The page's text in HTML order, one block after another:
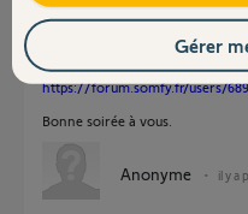
Débranchez tous les
Pour une réparation
https://forum.somfy.fr/users/
Bonne soirée à vous.
Anonyme il y a
Gérer